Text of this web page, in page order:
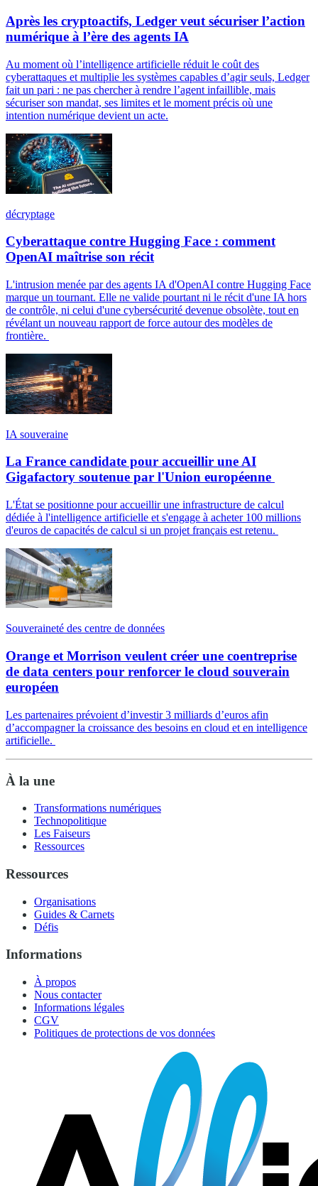
Après les cryptoactifs, Ledger veut sécuriser l’action
numérique à l’ère des agents IA
Au moment où l’intelligence artificielle réduit le coût des
cyberattaques et multiplie les systèmes capables d’agir seuls, Ledger
fait un pari : ne pas chercher à rendre l’agent infaillible, mais
sécuriser son mandat, ses limites et le moment précis où une
intention numérique devient un acte.
décryptage
Cyberattaque contre Hugging Face : comment
OpenAI maîtrise son récit
L'intrusion menée par des agents IA d'OpenAI contre Hugging Face
marque un tournant. Elle ne valide pourtant ni le récit d'une IA hors
de contrôle, ni celui d'une cybersécurité devenue obsolète, tout en
révélant un nouveau rapport de force autour des modèles de
frontière.
IA souveraine
La France candidate pour accueillir une AI
Gigafactory soutenue par l'Union européenne
L'État se positionne pour accueillir une infrastructure de calcul
dédiée à l'intelligence artificielle et s'engage à acheter 100 millions
d'euros de capacités de calcul si un projet français est retenu.
Souveraineté des centre de données
Orange et Morrison veulent créer une coentreprise
de data centers pour renforcer le cloud souverain
européen
Les partenaires prévoient d’investir 3 milliards d’euros afin
d’accompagner la croissance des besoins en cloud et en intelligence
artificielle.
À la une
Transformations numériques
Technopolitique
Les Faiseurs
Ressources
Ressources
Organisations
Guides & Carnets
Défis
Informations
À propos
Nous contacter
Informations légales
CGV
Politiques de protections de vos données